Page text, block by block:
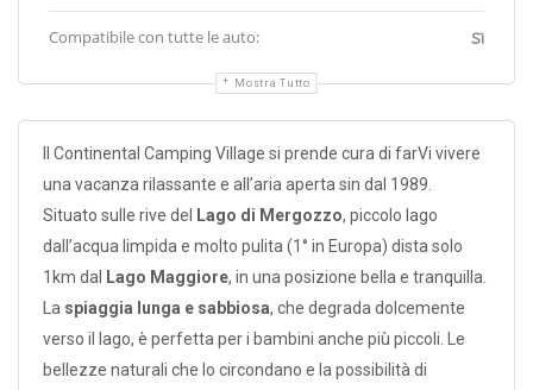
Compatibile con tutte le auto: Sì
Mostra Tutto
Il Continental Camping Village si prende cura di farVi vivere
una vacanza rilassante e all’aria aperta sin dal 1989.
Situato sulle rive del
Lago di Mergozzo, piccolo lago
dall’acqua limpida e molto pulita (1° in Europa) dista solo
1km dal
Lago Maggiore, in una posizione bella e tranquilla.
La spiaggia lunga e sabbiosa, che degrada dolcemente
verso il lago, è perfetta per i bambini anche più piccoli. Le
bellezze naturali che lo circondano e la possibilità di